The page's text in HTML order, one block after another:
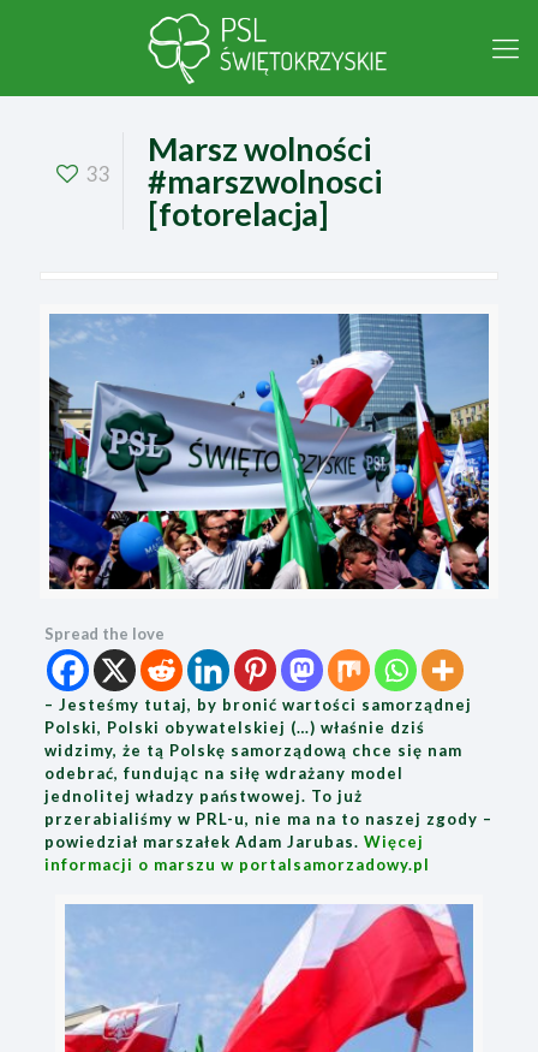
33
Marsz wolności
#marszwolnosci
[fotorelacja]
Spread the love
– Jesteśmy tutaj, by bronić wartości samorządnej
Polski, Polski obywatelskiej (…) właśnie dziś
widzimy, że tą Polskę samorządową chce się nam
odebrać, fundując na siłę wdrażany model
jednolitej władzy państwowej. To już
przerabialiśmy w PRL-u, nie ma na to naszej zgody –
powiedział marszałek Adam Jarubas. Więcej
informacji o marszu w portalsamorzadowy.pl